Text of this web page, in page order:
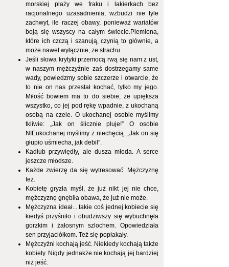
morskiej plaży we fraku i lakierkach bez
racjonalnego uzasadnienia, wzbudzi nie tyle
zachwyt, ile raczej obawy, ponieważ wariatów
boją się wszyscy na całym świecie.Plemiona,
które ich czczą i szanują, czynią to głównie, a
może nawet wyłącznie, ze strachu.
Jeśli słowa krytyki przemocą rwą się nam z ust,
w naszym mężczyźnie zaś dostrzegamy same
wady, powiedzmy sobie szczerze i otwarcie, że
to nie on nas przestał kochać, tylko my jego.
Miłość bowiem ma to do siebie, że upiększa
wszystko, co jej pod rękę wpadnie, z ukochaną
osobą na czele. O ukochanej osobie myślimy
tkliwie: „Jak on ślicznie pluje!” O osobie
NIEukochanej myślimy z niechęcią. „Jak on się
głupio uśmiecha, jak debil”.
Kadłub przywiędły, ale dusza młoda. A serce
jeszcze młodsze.
Każde zwierzę da się wytresować. Mężczyznę
też.
Kobietę gryzła myśl, że już nikt jej nie chce,
mężczyznę gnębiła obawa, że już nie może.
Mężczyzna ideał... takie coś jednej kobiecie się
kiedyś przyśniło i obudziwszy się wybuchnęła
gorzkim i żałosnym szlochem. Opowiedziała
sen przyjaciółkom. Też się popłakały.
Mężczyźni kochają jeść. Niekiedy kochają także
kobiety. Nigdy jednakże nie kochają jej bardziej
niż jeść.